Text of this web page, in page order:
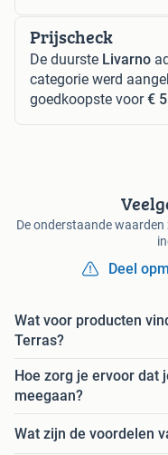
Prijscheck
De duurste Livarno
categorie werd
goedkoopste voor€ 5
De onderstaande
Deel
Wat voor producten
Terras?
Hoe zorg je ervoor dat
meegaan?
Wat zijn de voordelen